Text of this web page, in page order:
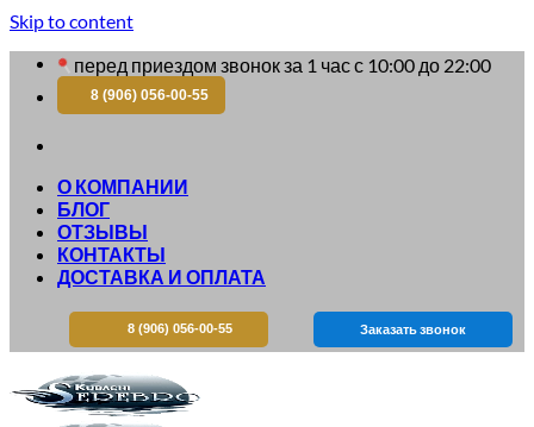
Skip to content
перед приездом звонок за 1 час с 10:00 до 22:00
8 (906) 056-00-55
О КОМПАНИИ
БЛОГ
ОТЗЫВЫ
КОНТАКТЫ
ДОСТАВКА И ОПЛАТА
8 (906) 056-00-55 Заказать звонок